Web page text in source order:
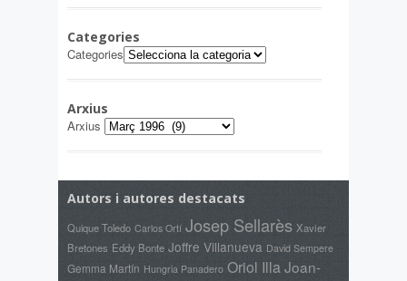
Categories
Categories
Arxius
Arxius
Autors i autores destacats
Quique Toledo Carlos Ortí Josep Sellarès Xavier
Bretones Eddy Bonte Joffre Villanueva David Sempere
Gemma Martín Hungria Panadero Oriol IllaJoan-